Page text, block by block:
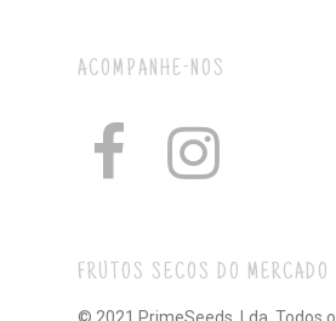
ACOMPANHE-NOS
FRUTOS SECOS DO MERCADO